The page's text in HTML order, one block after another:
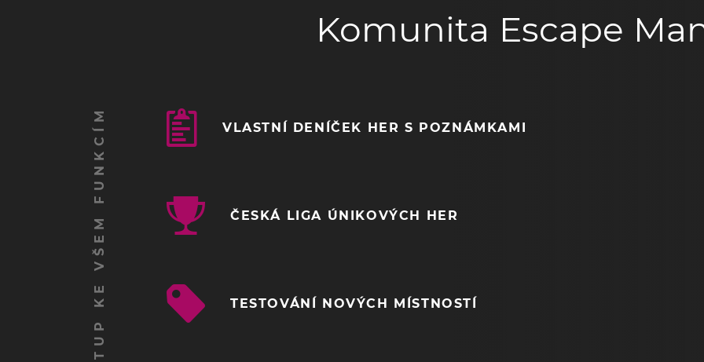
Komunita Escape
VLASTNÍ DENÍČEK HER S POZNÁMKAMI
ČESKÁ LIGA ÚNIKOVÝCH HER
TESTOVÁNÍ NOVÝCH MÍSTNOSTÍ